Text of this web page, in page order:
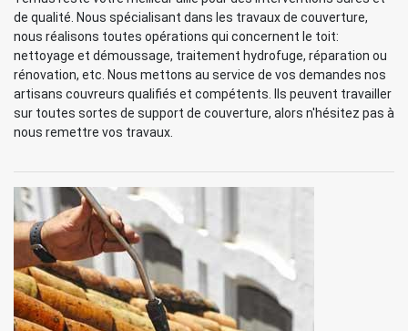
de qualité. Nous spécialisant dans les travaux de couverture,
nous réalisons toutes opérations qui concernent le toit:
nettoyage et démoussage, traitement hydrofuge, réparation ou
rénovation, etc. Nous mettons au service de vos demandes nos
artisans couvreurs qualifiés et compétents. Ils peuvent travailler
sur toutes sortes de support de couverture, alors n'hésitez pas à
nous remettre vos travaux.